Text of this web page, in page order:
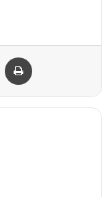
Compartilhar via e-mail